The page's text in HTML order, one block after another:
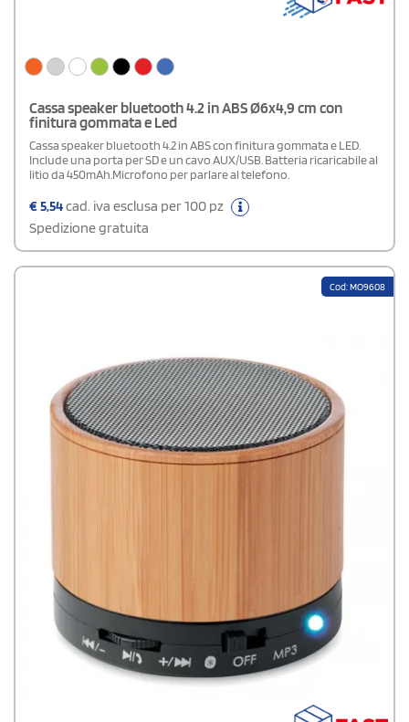
Cassa speaker bluetooth 4.2 in ABS Ø6x4,9 cm con
finitura gommata e Led
Cassa speaker bluetooth 4.2 in ABS con finitura gommata e LED.
Include una porta per SD e un cavo AUX/USB. Batteria ricaricabile al
litio da 450mAh.Microfono per parlare al telefono.
€5,54cad. iva esclusa per 100 pz
Spedizione gratuita
Cod: MO9608